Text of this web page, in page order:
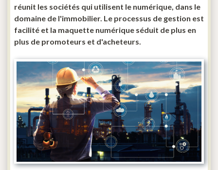
réunit les sociétés qui utilisent le numérique, dans le
domaine de l'immobilier. Le processus de gestion est
facilité et la maquette numérique séduit de plus en
plus de promoteurs et d'acheteurs.